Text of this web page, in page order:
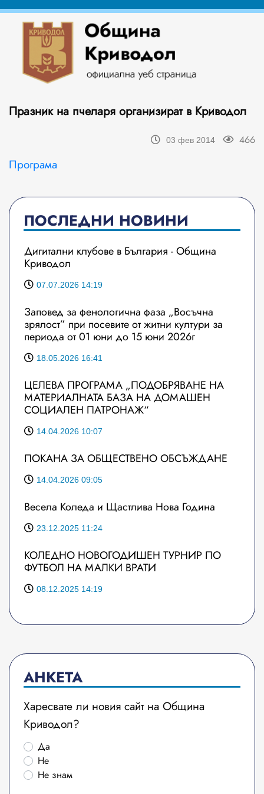
Празник на пчеларя организират в Криводол
03 фев 2014 466
Програма
ПОСЛЕДНИ НОВИНИ
Дигитални клубове в България - Община
Криводол
07.07.2026 14:19
Заповед за фенологична фаза „Восъчна
зрялост” при посевите от житни култури за
периода от 01 юни до 15 юни 2026г
18.05.2026 16:41
ЦЕЛЕВА ПРОГРАМА „ПОДОБРЯВАНЕ НА
МАТЕРИАЛНАТА БАЗА НА ДОМАШЕН
СОЦИАЛЕН ПАТРОНАЖ“
14.04.2026 10:07
ПОКАНА ЗА ОБЩЕСТВЕНО ОБСЪЖДАНЕ
14.04.2026 09:05
Весела Коледа и Щастлива Нова Година
23.12.2025 11:24
КОЛЕДНО НОВОГОДИШЕН ТУРНИР ПО
ФУТБОЛ НА МАЛКИ ВРАТИ
08.12.2025 14:19
АНКЕТА
Харесвате ли новия сайт на Община
Криводол?
Да
Не
Не знам